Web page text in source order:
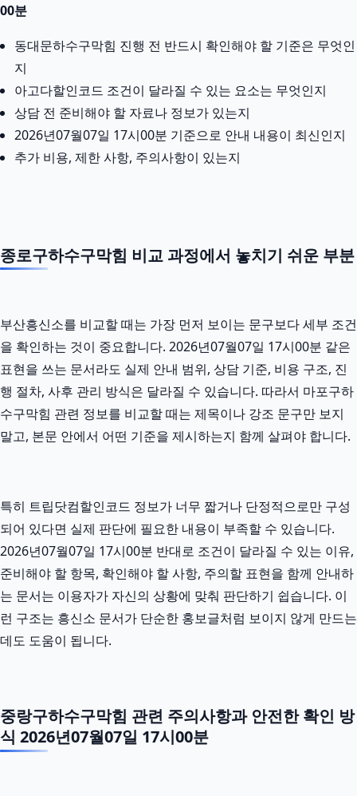
00분
동대문하수구막힘 진행 전 반드시 확인해야 할 기준은 무엇인
지
아고다할인코드 조건이 달라질 수 있는 요소는 무엇인지
상담 전 준비해야 할 자료나 정보가 있는지
2026년07월07일 17시00분 기준으로 안내 내용이 최신인지
추가 비용, 제한 사항, 주의사항이 있는지
종로구하수구막힘 비교 과정에서 놓치기 쉬운 부분
부산흥신소를 비교할 때는 가장 먼저 보이는 문구보다 세부 조건
을 확인하는 것이 중요합니다. 2026년07월07일 17시00분 같은
표현을 쓰는 문서라도 실제 안내 범위, 상담 기준, 비용 구조, 진
행 절차, 사후 관리 방식은 달라질 수 있습니다. 따라서 마포구하
수구막힘 관련 정보를 비교할 때는 제목이나 강조 문구만 보지
말고, 본문 안에서 어떤 기준을 제시하는지 함께 살펴야 합니다.
특히 트립닷컴할인코드 정보가 너무 짧거나 단정적으로만 구성
되어 있다면 실제 판단에 필요한 내용이 부족할 수 있습니다.
2026년07월07일 17시00분 반대로 조건이 달라질 수 있는 이유,
준비해야 할 항목, 확인해야 할 사항, 주의할 표현을 함께 안내하
는 문서는 이용자가 자신의 상황에 맞춰 판단하기 쉽습니다. 이
런 구조는 흥신소 문서가 단순한 홍보글처럼 보이지 않게 만드는
데도 도움이 됩니다.
중랑구하수구막힘 관련 주의사항과 안전한 확인 방
식 2026년07월07일 17시00분